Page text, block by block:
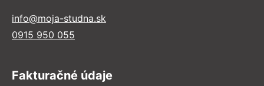
info@moja-studna.sk
0915 950 055
Fakturačné údaje